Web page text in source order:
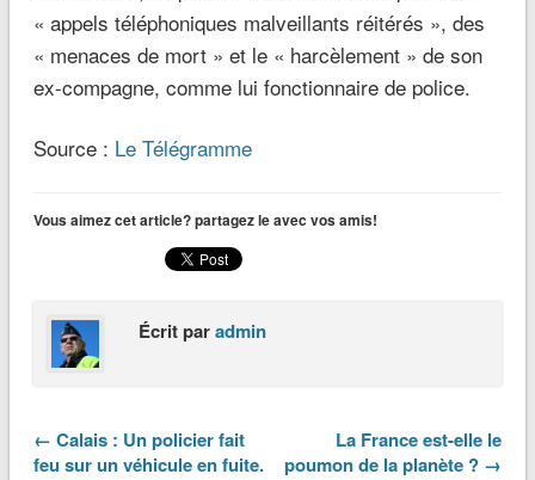
« appels téléphoniques malveillants réitérés », des
« menaces de mort » et le « harcèlement » de son
ex-compagne, comme lui fonctionnaire de police.
Source : Le Télégramme
Vous aimez cet article? partagez le avec vos amis!
Écrit paradmin
← Calais : Un policier fait
feu sur un véhicule en fuite.
La France est-elle le
poumon de la planète ? →